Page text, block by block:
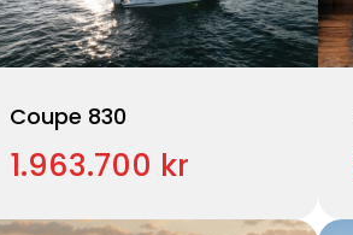
Coupe 830
1.963.700 kr